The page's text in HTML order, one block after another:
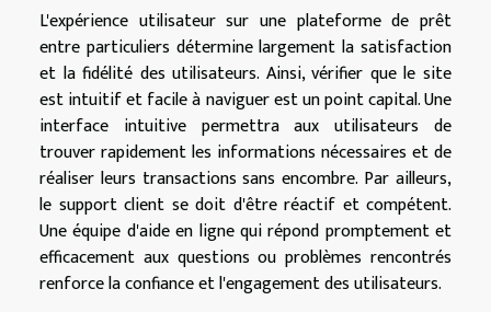
L'expérience utilisateur sur une plateforme de prêt
entre particuliers détermine largement la satisfaction
et la fidélité des utilisateurs. Ainsi, vérifier que le site
est intuitif et facile à naviguer est un point capital. Une
interface intuitive permettra aux utilisateurs de
trouver rapidement les informations nécessaires et de
réaliser leurs transactions sans encombre. Par ailleurs,
le support client se doit d'être réactif et compétent.
Une équipe d'aide en ligne qui répond promptement et
efficacement aux questions ou problèmes rencontrés
renforce la confiance et l'engagement des utilisateurs.